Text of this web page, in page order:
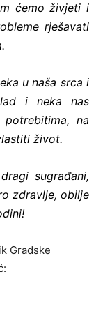
ćemo živjeti i
rješavati
u naša srca i
i neka nas
na
život.
sugrađani,
zdravlje, obilje
Gradske